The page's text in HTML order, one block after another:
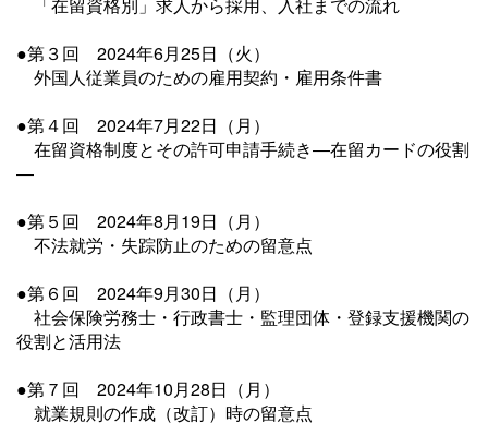
●第３回
2024年6月25日（火）
外国人従業員のための雇用契約・雇用条件書
●第４回
2024年7月22日（月）
在留資格制度とその許可申請手続き―在留カードの役割
―
●第５回
2024年8月19日（月）
不法就労・失踪防止のための留意点
●第６回
2024年9月30日（月）
社会保険労務士・行政書士・監理団体・登録支援機関の
役割と活用法
●第７回
2024年10月28日（月）
就業規則の作成（改訂）時の留意点